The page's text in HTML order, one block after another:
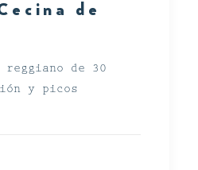
de
reggiano de 30
y picos